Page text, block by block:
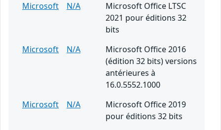
Microsoft
N/A
Microsoft Office LTSC
2021 pour éditions 32
bits
Microsoft
N/A
Microsoft Office 2016
(édition 32 bits) versions
antérieures à
16.0.5552.1000
Microsoft
N/A
Microsoft Office 2019
pour éditions 32 bits